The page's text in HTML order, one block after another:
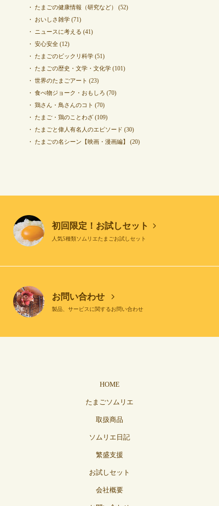
たまごの健康情報（研究など）
(52)
おいしさ雑学(71)
ニュースに考える (41)
安心安全(12)
たまごのビックリ科学(51)
たまごの歴史・文学・文化学(101)
世界のたまごアート (23)
食べ物ジョーク・おもしろ (70)
鶏さん・鳥さんのコト (70)
たまご・鶏のことわざ(109)
たまごと偉人有名人のエピソード (30)
たまごの名シーン【映画・漫画編】
(20)
初回限定！お試しセット
人気5種類ソムリエたまごお試しセット
お問い合わせ
製品、サービスに関するお問い合わせ
HOME
たまごソムリエ
取扱商品
ソムリエ日記
繁盛支援
お試しセット
会社概要